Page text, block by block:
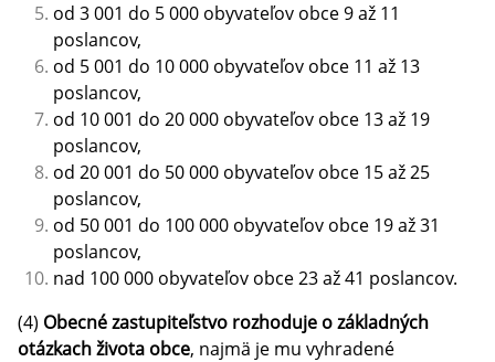
od 3 001 do 5 000 obyvateľov obce 9 až 11
poslancov,
od 5 001 do 10 000 obyvateľov obce 11 až 13
poslancov,
od 10 001 do 20 000 obyvateľov obce 13 až 19
poslancov,
od 20 001 do 50 000 obyvateľov obce 15 až 25
poslancov,
od 50 001 do 100 000 obyvateľov obce 19 až 31
poslancov,
nad 100 000 obyvateľov obce 23 až 41 poslancov.
(4) Obecné zastupiteľstvo rozhoduje o základných
otázkach života obce, najmä je mu vyhradené